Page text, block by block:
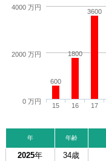
600
1800
3600
15 16 17
0 万円
2000 万円
4000 万円
年 年齢
2025年 34歳